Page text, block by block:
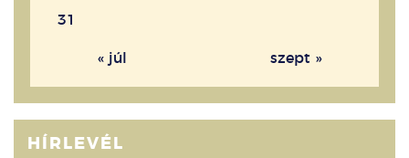
31
« júl szept »
HÍRLEVÉL